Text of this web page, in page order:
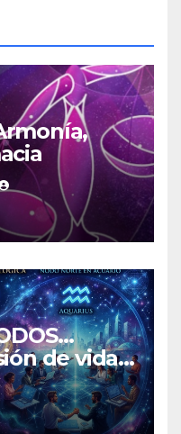
de vida y